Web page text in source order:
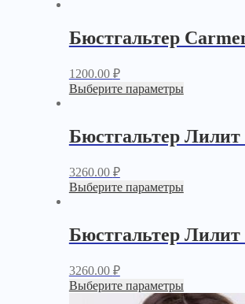
Бюстгальтер
1200.00 ₽
Выберите параметры
Бюстгальтер Лилит
3260.00 ₽
Выберите параметры
Бюстгальтер Лилит
3260.00 ₽
Выберите параметры